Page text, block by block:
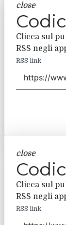
close
Clicca sul
RSS negli
RSS link
close
Clicca sul
RSS negli
RSS link